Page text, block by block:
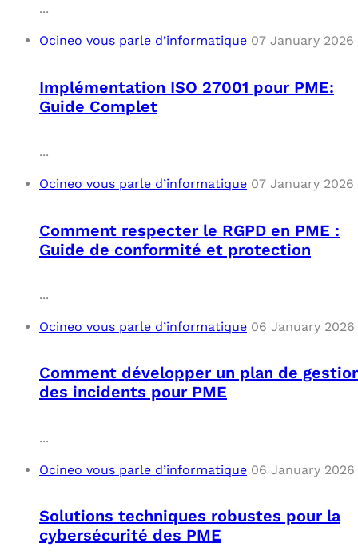
...
Ocineo vous parle d’informatique 07 January 2026
Implémentation ISO 27001 pour PME:
Guide Complet
...
Ocineo vous parle d’informatique 07 January 2026
Comment respecter le RGPD en PME :
Guide de conformité et protection
...
Ocineo vous parle d’informatique 06 January 2026
Comment développer un plan de
des incidents pour PME
...
Ocineo vous parle d’informatique 06 January 2026
Solutions techniques robustes pour la
cybersécurité des PME